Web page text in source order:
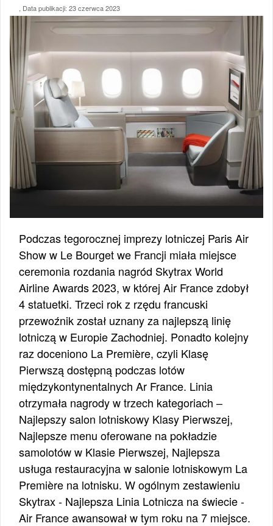
, Data publikacji: 23 czerwca 2023
Podczas tegorocznej imprezy lotniczej Paris Air
Show w Le Bourget we Francji miała miejsce
ceremonia rozdania nagród Skytrax World
Airline Awards 2023, w której Air France zdobył
4 statuetki. Trzeci rok z rzędu francuski
przewoźnik został uznany za najlepszą linię
lotniczą w Europie Zachodniej. Ponadto kolejny
raz doceniono La Première, czyli Klasę
Pierwszą dostępną podczas lotów
międzykontynentalnych Ar France. Linia
otrzymała nagrody w trzech kategoriach –
Najlepszy salon lotniskowy Klasy Pierwszej,
Najlepsze menu oferowane na pokładzie
samolotów w Klasie Pierwszej, Najlepsza
usługa restauracyjna w salonie lotniskowym La
Première na lotnisku. W ogólnym zestawieniu
Skytrax - Najlepsza Linia Lotnicza na świecie -
Air France awansował w tym roku na 7 miejsce.